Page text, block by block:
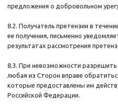
предложения о добровольном
8.2. Получатель претензии в
ее получения, письменно
результатах рассмотрения
8.3. При невозможности
любая из Сторон вправе
которые предоставлены им
Российской Федерации.